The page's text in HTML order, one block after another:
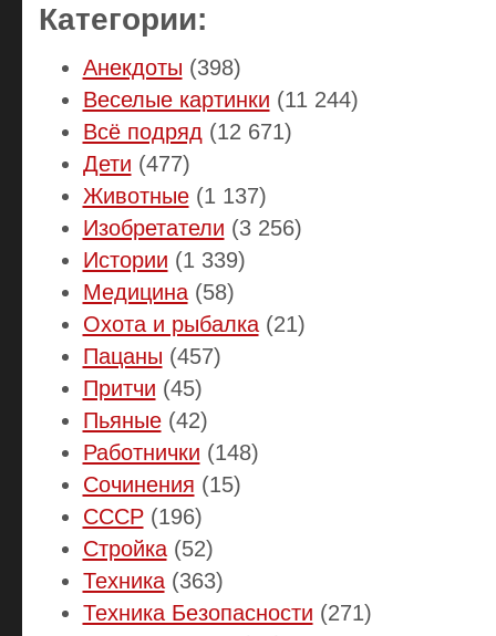
Категории:
Анекдоты (398)
Веселые картинки (11 244)
Всё подряд (12 671)
Дети (477)
Животные(1 137)
Изобретатели (3 256)
Истории (1 339)
Медицина(58)
Охота и рыбалка(21)
Пацаны (457)
Притчи (45)
Пьяные(42)
Работнички (148)
Сочинения (15)
СССР(196)
Стройка(52)
Техника(363)
Техника Безопасности (271)